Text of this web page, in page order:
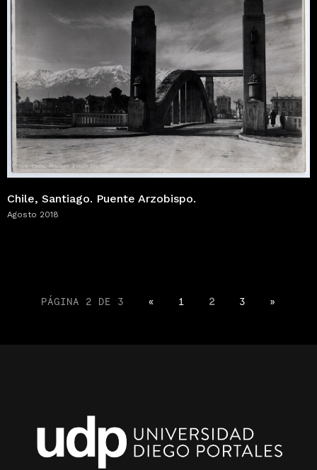
Chile, Santiago. Puente Arzobispo.
Agosto 2018
PÁGINA 2 DE 3 « 1 2 3 »